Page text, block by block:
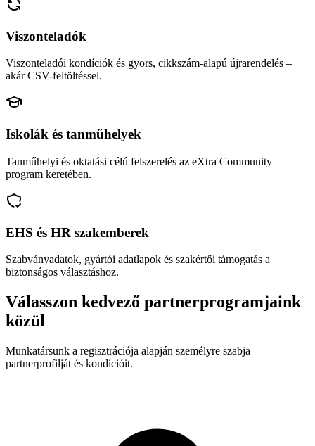
Viszonteladók
Viszonteladói kondíciók és gyors, cikkszám-alapú újrarendelés –
akár CSV-feltöltéssel.
Iskolák és tanműhelyek
Tanműhelyi és oktatási célú felszerelés az eXtra Community
program keretében.
EHS és HR szakemberek
Szabványadatok, gyártói adatlapok és szakértői támogatás a
biztonságos választáshoz.
Válasszon kedvező partnerprogramjaink
közül
Munkatársunk a regisztrációja alapján személyre szabja
partnerprofilját és kondícióit.